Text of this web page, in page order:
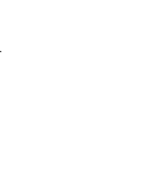
ohne
notwendig,